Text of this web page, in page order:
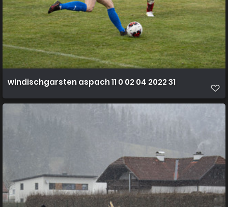
windischgarsten aspach 11 0 02 04 2022 31